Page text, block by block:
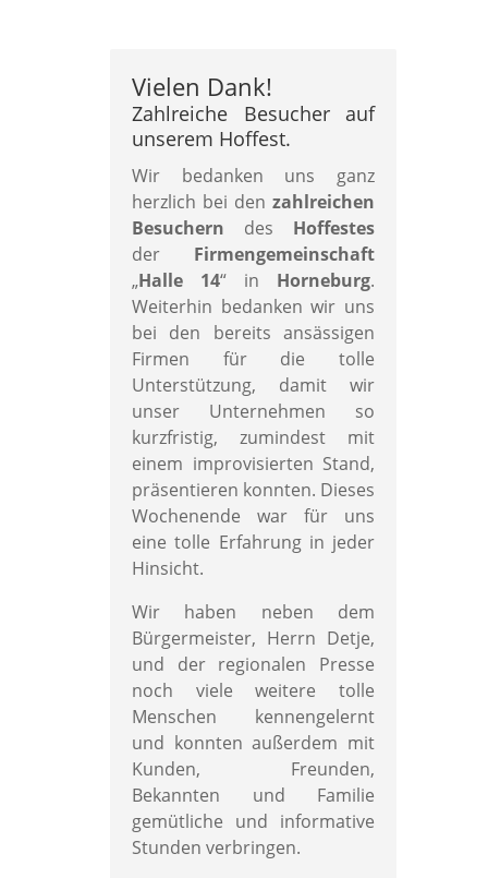
Vielen Dank!
Zahlreiche Besucher auf
unserem Hoffest.
Wir bedanken uns ganz
herzlich bei denzahlreichen
Besuchern des Hoffestes
der Firmengemeinschaft
„Halle 14“ in Horneburg.
Weiterhin bedanken wir uns
bei den bereits ansässigen
Firmen für die tolle
Unterstützung, damit wir
unser Unternehmen so
kurzfristig, zumindest mit
einem improvisierten Stand,
präsentieren konnten. Dieses
Wochenende war für uns
eine tolle Erfahrung in jeder
Hinsicht.
Wir haben neben dem
Bürgermeister, Herrn Detje,
und der regionalen Presse
noch viele weitere tolle
Menschen kennengelernt
und konnten außerdem mit
Kunden, Freunden,
Bekannten und Familie
gemütliche und informative
Stunden verbringen.